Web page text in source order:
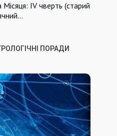
IV чверть (старий
ПОРАДИ